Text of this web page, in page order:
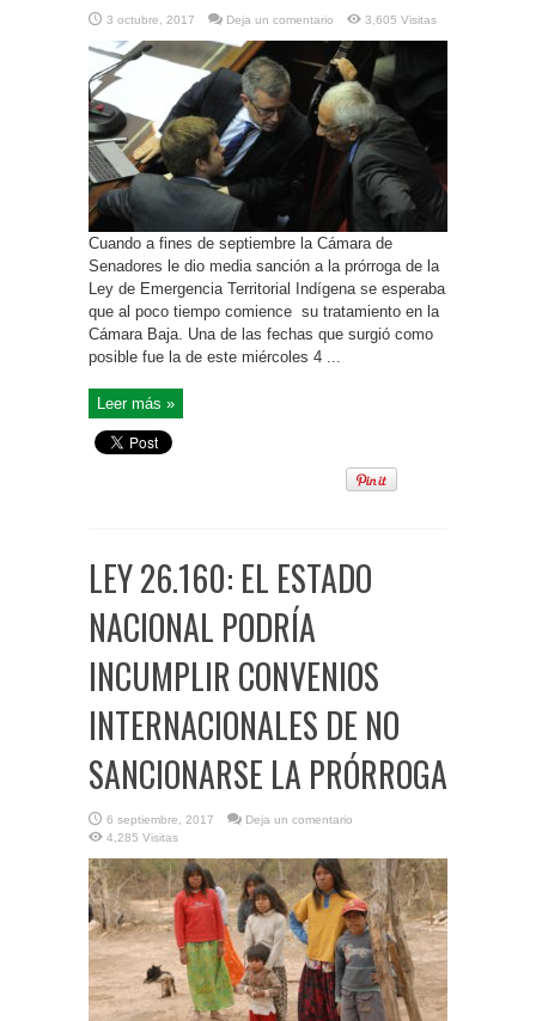
3 octubre, 2017 Deja un comentario 3,605 Visitas
Cuando a fines de septiembre la Cámara de
Senadores le dio media sanción a la prórroga de la
Ley de Emergencia Territorial Indígena se esperaba
que al poco tiempo comience su tratamiento en la
Cámara Baja. Una de las fechas que surgió como
posible fue la de este miércoles 4 ...
Leer más »
LEY 26.160: EL ESTADO
NACIONAL PODRÍA
INCUMPLIR CONVENIOS
INTERNACIONALES DE NO
SANCIONARSE LA PRÓRROGA
6 septiembre, 2017
Deja un comentario
4,285 Visitas